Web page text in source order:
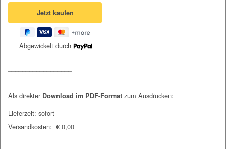
Abgewickelt durch
Als direkter Download im PDF-Format zum Ausdrucken:
Lieferzeit: sofort
Versandkosten: € 0,00